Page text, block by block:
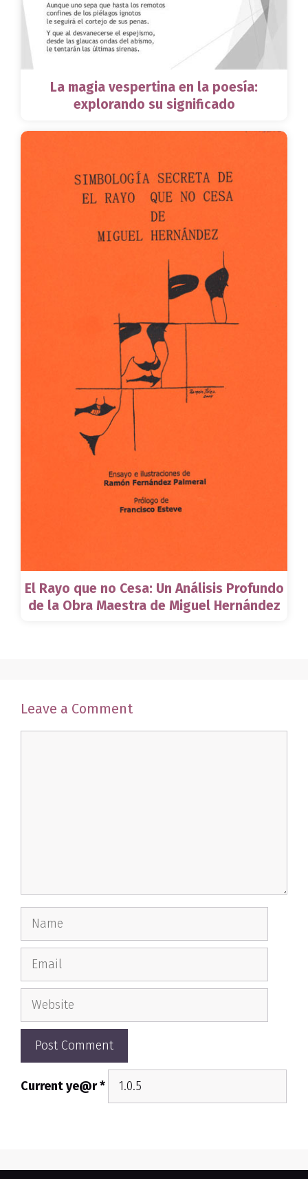
La magia vespertina en la poesía:
explorando su significado
El Rayo que no Cesa: Un Análisis Profundo
de la Obra Maestra de Miguel Hernández
Leave a Comment
Name
Email
Website
Current ye@r*